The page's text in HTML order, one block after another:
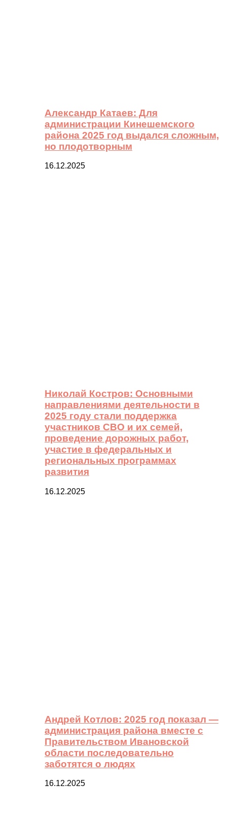
Александр Катаев: Для
администрации Кинешемского
района 2025 год выдался сложным,
но плодотворным
16.12.2025
Николай Костров: Основными
направлениями деятельности в
2025 году стали поддержка
участников СВО и их семей,
проведение дорожных работ,
участие в федеральных и
региональных программах
развития
16.12.2025
Андрей Котлов: 2025 год показал —
администрация района вместе с
Правительством Ивановской
области последовательно
заботятся о людях
16.12.2025